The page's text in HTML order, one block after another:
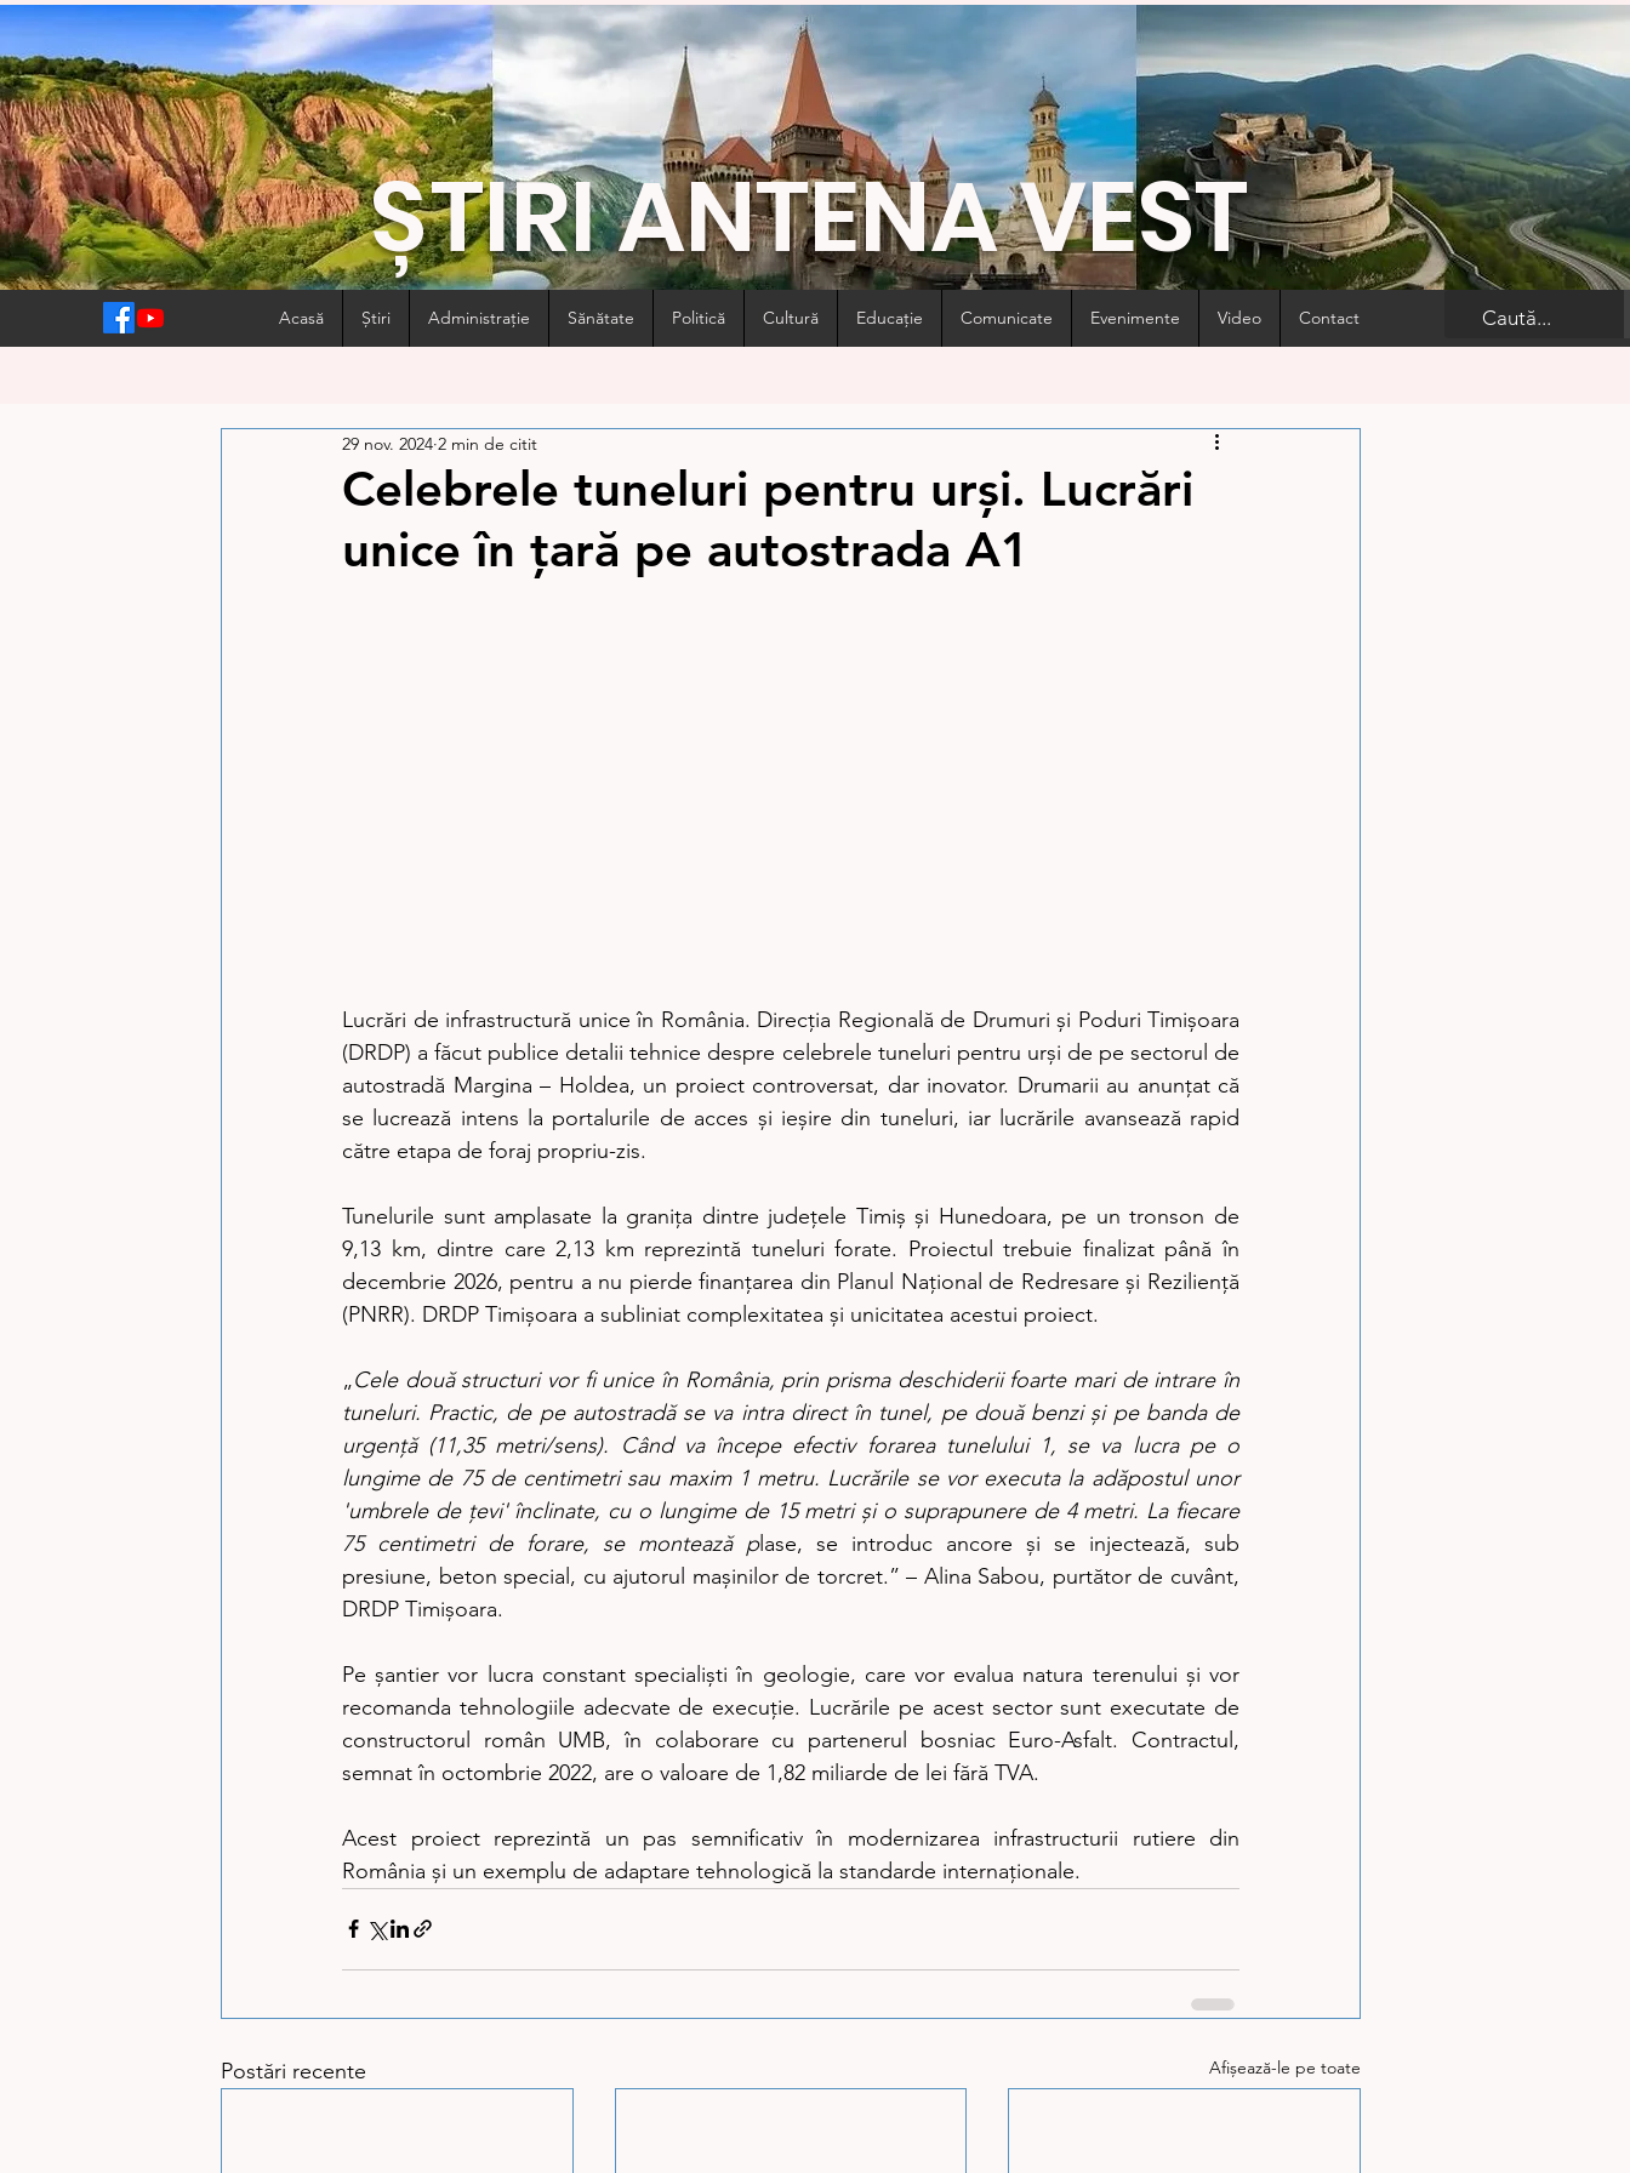
ȘTIRI ANTENA VEST
Acasă Știri Administrație Sănătate Politică Cultură Educație Comunicate Evenimente Video Contact
Celebrele tuneluri pentru urși. Lucrări
unice în țară pe autostrada A1
29 nov. 2024 2 min de citit
Lucrări de infrastructură unice în România. Direcția Regională de Drumuri și Poduri Timișoara
(DRDP) a făcut publice detalii tehnice despre celebrele tuneluri pentru urși de pe sectorul de
autostradă Margina – Holdea, un proiect controversat, dar inovator. Drumarii au anunțat că
se lucrează intens la portalurile de acces și ieșire din tuneluri, iar lucrările avansează rapid
către etapa de foraj propriu-zis.
Tunelurile sunt amplasate la granița dintre județele Timiș și Hunedoara, pe un tronson de
9,13 km, dintre care 2,13 km reprezintă tuneluri forate. Proiectul trebuie finalizat până în
decembrie 2026, pentru a nu pierde finanțarea din Planul Național de Redresare și Reziliență
(PNRR). DRDP Timișoara a subliniat complexitatea și unicitatea acestui proiect.
„Cele două structuri vor fi unice în România, prin prisma deschiderii foarte mari de intrare în
tuneluri. Practic, de pe autostradă se va intra direct în tunel, pe două benzi și pe banda de
urgență (11,35 metri/sens). Când va începe efectiv forarea tunelului 1, se va lucra pe o
lungime de 75 de centimetri sau maxim 1 metru. Lucrările se vor executa la adăpostul unor
'umbrele de țevi' înclinate, cu o lungime de 15 metri și o suprapunere de 4 metri. La fiecare
75 centimetri de forare, se montează plase, se introduc ancore și se injectează, sub
presiune, beton special, cu ajutorul mașinilor de torcret.” – Alina Sabou, purtător de cuvânt,
DRDP Timișoara.
Pe șantier vor lucra constant specialiști în geologie, care vor evalua natura terenului și vor
recomanda tehnologiile adecvate de execuție. Lucrările pe acest sector sunt executate de
constructorul român UMB, în colaborare cu partenerul bosniac Euro-Asfalt. Contractul,
semnat în octombrie 2022, are o valoare de 1,82 miliarde de lei fără TVA.
Acest proiect reprezintă un pas semnificativ în modernizarea infrastructurii rutiere din
România și un exemplu de adaptare tehnologică la standarde internaționale.
Postări recente Afișează-le pe toate